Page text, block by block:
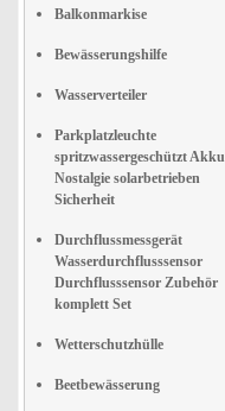
Balkonmarkise
Bewässerungshilfe
Wasserverteiler
Parkplatzleuchte
spritzwassergeschützt Akku
Nostalgie solarbetrieben
Sicherheit
Durchflussmessgerät
Wasserdurchflusssensor
Durchflusssensor Zubehör
komplett Set
Wetterschutzhülle
Beetbewässerung